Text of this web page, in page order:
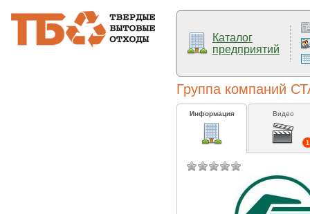
Каталог
предприятий
Группа компаний
Информация
1
Видео